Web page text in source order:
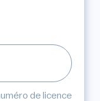
de licence